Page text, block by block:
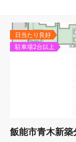
日当たり良好
駐車場2台以上
飯能市青木新築